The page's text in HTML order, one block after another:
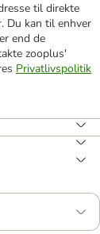
til direkte
Du kan til enhver
end de
zooplus'
Privatlivspolitik